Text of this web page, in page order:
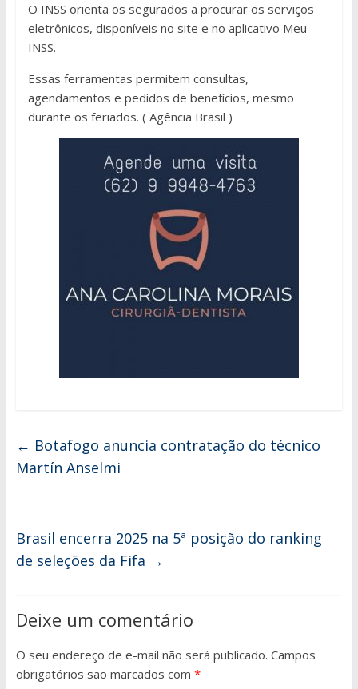
O INSS orienta os segurados a procurar os serviços
eletrônicos, disponíveis no site e no aplicativo Meu
INSS.
Essas ferramentas permitem consultas,
agendamentos e pedidos de benefícios, mesmo
durante os feriados. ( Agência Brasil )
← Botafogo anuncia contratação do técnico
Martín Anselmi
Brasil encerra 2025 na 5ª posição do ranking
de seleções da Fifa →
Deixe um comentário
O seu endereço de e-mail não será publicado. Campos
obrigatórios são marcados com *